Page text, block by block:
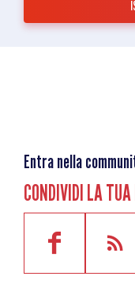
Entra nella
CONDIVIDI LA